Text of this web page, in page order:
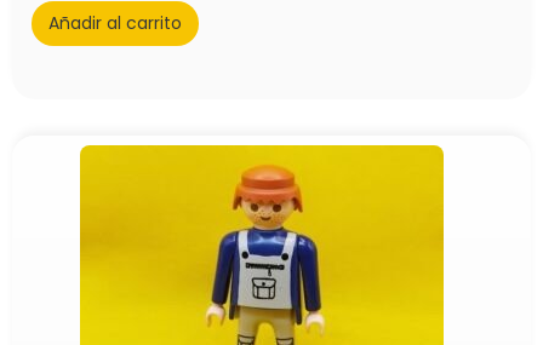
Añadir al carrito